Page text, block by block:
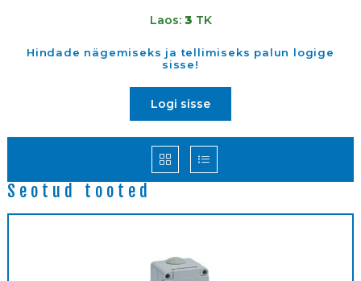
Laos: 3 TK
Hindade nägemiseks ja tellimiseks palun logige
sisse!
Logi sisse
Seotud tooted